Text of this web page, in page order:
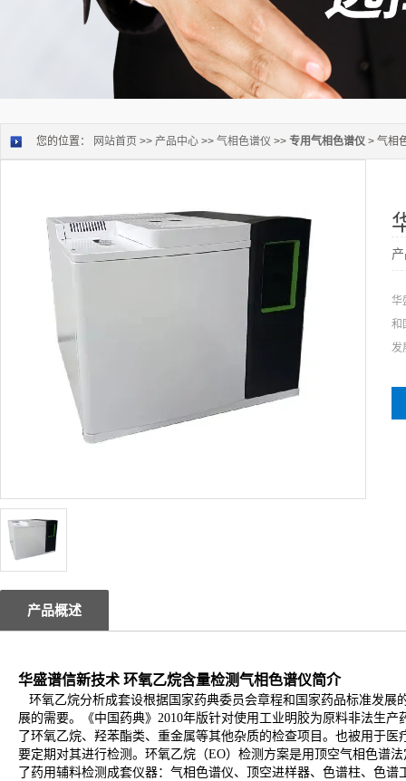
您的位置： 网站首页 >> 产品中心 >> 气相色谱仪 >> 专用气相色谱仪 > 气相
华
和
发
产品概述
华盛谱信新技术 环氧乙烷含量检测气相色谱仪简介
环氧乙烷分析成套设根据国家药典委员会章程和国家药品标准发
展的需要。《中国药典》2010年版针对使用工业明胶为原料非法生
了环氧乙烷、羟苯酯类、重金属等其他杂质的检查项目。 也被用于医
要定期对其进行检测。环氧乙烷（EO）检测方案是用顶空气相色谱
了药用辅料检测成套仪器：气相色谱仪、顶空进样器、色谱柱、色